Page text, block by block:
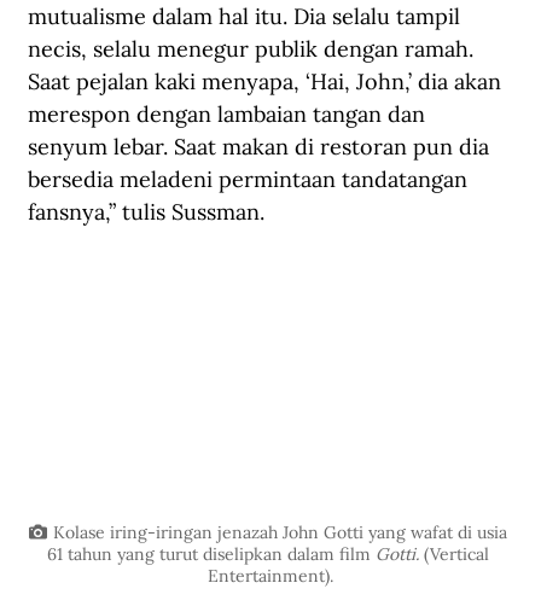
mutualisme dalam hal itu. Dia selalu tampil
necis, selalu menegur publik dengan ramah.
Saat pejalan kaki menyapa, ‘Hai, John,’ dia akan
merespon dengan lambaian tangan dan
senyum lebar. Saat makan di restoran pun dia
bersedia meladeni permintaan tandatangan
fansnya,” tulis Sussman.
Kolase iring-iringan jenazah John Gotti yang wafat di usia
61 tahun yang turut diselipkan dalam film Gotti. (Vertical
Entertainment).